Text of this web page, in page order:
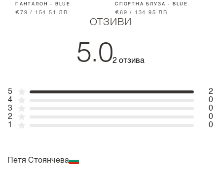
ПАНТАЛОН - BLUE
€79 / 154.51 ЛВ.
СПОРТНА БЛУЗА - BLUE
€69 / 134.95 ЛВ.
ОТЗИВИ
5.02 отзива
5
2
4
0
3
0
2
0
1
0
Петя Стоянчева